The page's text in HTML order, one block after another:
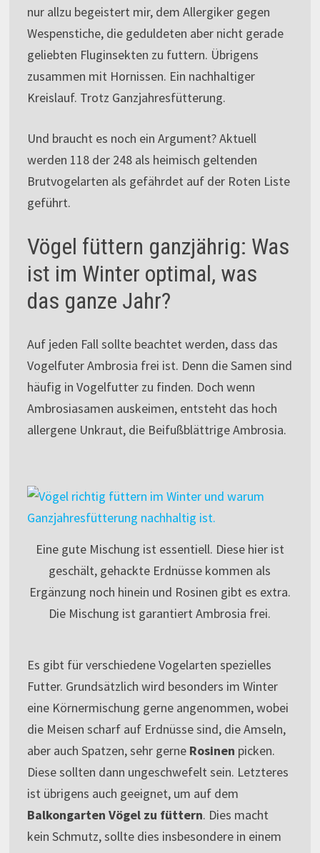
nur allzu begeistert mir, dem Allergiker gegen
Wespenstiche, die geduldeten aber nicht gerade
geliebten Fluginsekten zu futtern. Übrigens
zusammen mit Hornissen. Ein nachhaltiger
Kreislauf. Trotz Ganzjahresfütterung.
Und braucht es noch ein Argument? Aktuell
werden 118 der 248 als heimisch geltenden
Brutvogelarten als gefährdet auf der Roten Liste
geführt.
Vögel füttern ganzjährig: Was
ist im Winter optimal, was
das ganze Jahr?
Auf jeden Fall sollte beachtet werden, dass das
Vogelfuter Ambrosia frei ist. Denn die Samen sind
häufig in Vogelfutter zu finden. Doch wenn
Ambrosiasamen auskeimen, entsteht das hoch
allergene Unkraut, die Beifußblättrige Ambrosia.
Eine gute Mischung ist essentiell. Diese hier ist
geschält, gehackte Erdnüsse kommen als
Ergänzung noch hinein und Rosinen gibt es extra.
Die Mischung ist garantiert Ambrosia frei.
Es gibt für verschiedene Vogelarten spezielles
Futter. Grundsätzlich wird besonders im Winter
eine Körnermischung gerne angenommen, wobei
die Meisen scharf auf Erdnüsse sind, die Amseln,
aber auch Spatzen, sehr gerne Rosinen picken.
Diese sollten dann ungeschwefelt sein. Letzteres
ist übrigens auch geeignet, um auf dem
Balkongarten Vögel zu füttern. Dies macht
kein Schmutz, sollte dies insbesondere in einem